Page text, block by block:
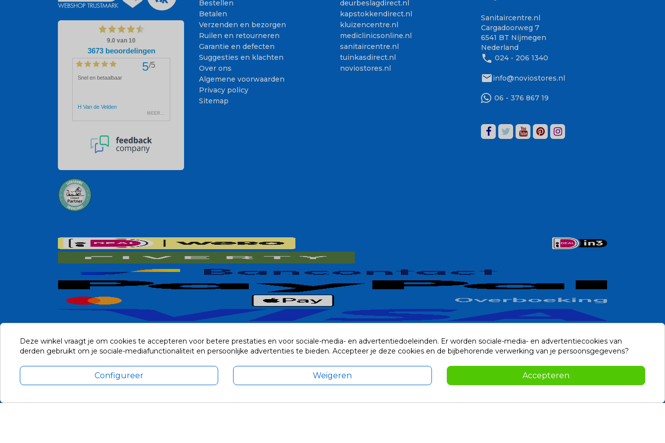
Bestellen
Betalen
Verzenden en bezorgen
Ruilen en retourneren
Garantie en defecten
Suggesties en klachten
Over ons
Algemene voorwaarden
Privacy policy
Sitemap
deurbeslagdirect.nl
kapstokkendirect.nl
kluizencentre.nl
mediclinicsonline.nl
sanitaircentre.nl
tuinkasdirect.nl
noviostores.nl
Sanitaircentre.nl
Cargadoorweg 7
6541 BT Nijmegen
Nederland
phone 024 - 206 1340
mailinfo@noviostores.nl
06 - 376 867 19
Alle prijzen zijn in Euro, inclusief BTW en andere heffingen en exclusief eventuele verzendkosten.
© 2014-2026 Noviostores.nl. Alle rechten voorbehouden.
Deze winkel vraagt je om cookies te accepteren voor betere prestaties en voor sociale-media- en advertentiedoeleinden. Er worden sociale-media- en advertentiecookies van
derden gebruikt om je sociale-mediafunctionaliteit en persoonlijke advertenties te bieden. Accepteer je deze cookies en de bijbehorende verwerking van je persoonsgegevens?
Configureer Weigeren Accepteren